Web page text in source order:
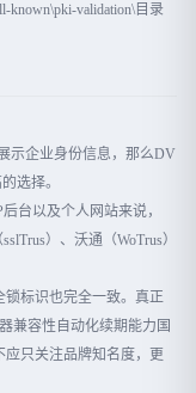
validation\目录
示企业身份信息，那么DV
选择。
台以及个人网站来说，
）、沃通（WoTrus）
锁标识也完全一致。真正
兼容性自动化续期能力国
只关注品牌知名度，更